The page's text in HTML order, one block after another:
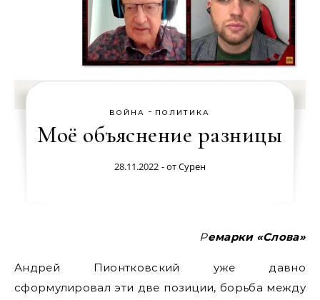
ВОЙНА - ПОЛИТИКА
Моё объяснение разницы
28.11.2022 - отСурен
Ремарки «Слова»
Андрей Пионтковский уже давно
сформулировал эти две позиции, борьба между